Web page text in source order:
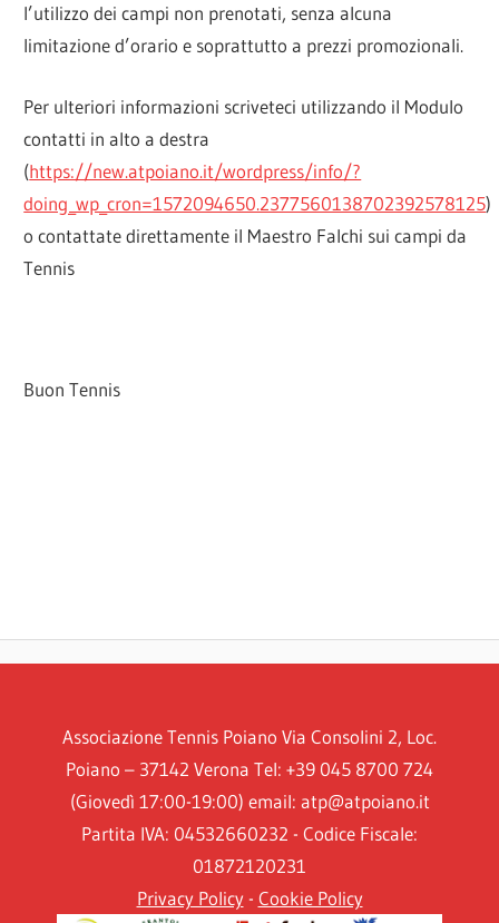
l’utilizzo dei campi non prenotati, senza alcuna
limitazione d’orario e soprattutto a prezzi promozionali.
Per ulteriori informazioni scriveteci utilizzando il Modulo
contatti in alto a destra
(https://new.atpoiano.it/wordpress/info/?
doing_wp_cron=1572094650.2377560138702392578125)
o contattate direttamente il Maestro Falchi sui campi da
Tennis
Buon Tennis
Associazione Tennis Poiano Via Consolini 2, Loc.
Poiano – 37142 Verona Tel: +39 045 8700 724
(Giovedì 17:00-19:00) email: atp@atpoiano.it
Partita IVA: 04532660232 - Codice Fiscale:
01872120231
Privacy Policy- Cookie Policy